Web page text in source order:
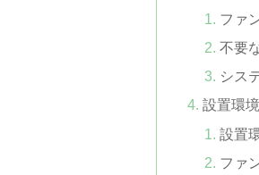
ファ
不要
シス
設置環
設置
ファ